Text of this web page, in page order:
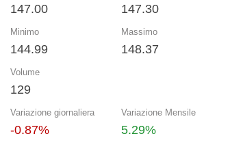
147.00 147.30
Minimo
144.99
Massimo
148.37
Volume
129
Variazione giornaliera
-0.87%
Variazione Mensile
5.29%